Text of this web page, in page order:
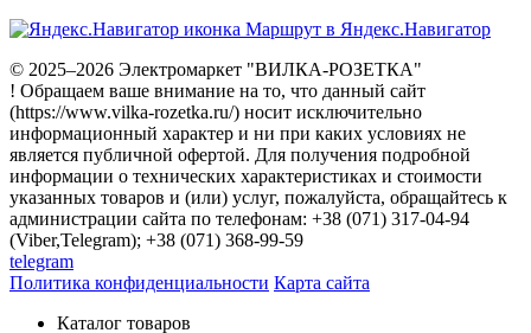
Маршрут в Яндекс.Навигатор
© 2025–2026 Электромаркет "ВИЛКА-РОЗЕТКА"
! Обращаем ваше внимание на то, что данный сайт
(https://www.vilka-rozetka.ru/) носит исключительно
информационный характер и ни при каких условиях не
является публичной офертой. Для получения подробной
информации о технических характеристиках и стоимости
указанных товаров и (или) услуг, пожалуйста, обращайтесь к
администрации сайта по телефонам: +38 (071) 317-04-94
(Viber,Telegram); +38 (071) 368-99-59
telegram
Политика конфиденциальности Карта сайта
Каталог товаров